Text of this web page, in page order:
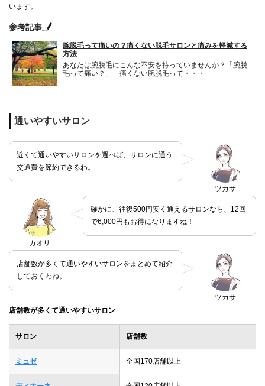
います。
参考記事
腕脱毛って痛いの？痛くない脱毛サロンと痛みを軽減する
方法
あなたは腕脱毛にこんな不安を持っていませんか？「腕脱
毛って痛い？」「痛くない腕脱毛って・・・
通いやすいサロン
ツカサ
近くて通いやすいサロンを選べば、サロンに通う
交通費を節約できるわ。
カオリ
確かに、往復500円安く通えるサロンなら、12回
で6,000円もお得になりますね！
ツカサ
店舗数が多くて通いやすいサロンをまとめて紹介
しておくわね。
店舗数が多くて通いやすいサロン
サロン 店舗数
ミュゼ 全国170店舗以上